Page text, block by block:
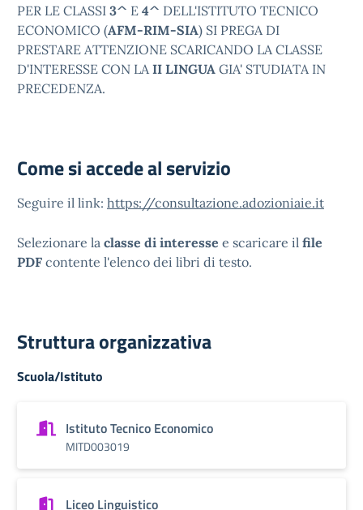
PER LE CLASSI 3^ E 4^ DELL'ISTITUTO TECNICO
ECONOMICO (AFM-RIM-SIA) SI PREGA DI
PRESTARE ATTENZIONE SCARICANDO LA CLASSE
D'INTERESSE CON LAII LINGUA GIA' STUDIATA IN
PRECEDENZA.
Come si accede al servizio
Seguire il link: https://consultazione.adozioniaie.it
Selezionare la classe di interesse e scaricare il file
PDF contente l'elenco dei libri di testo.
Struttura organizzativa
Scuola/Istituto
Istituto Tecnico Economico
MITD003019
Liceo Linguistico